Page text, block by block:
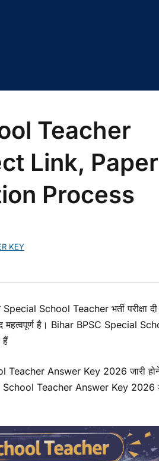
Teacher
Link, Paper
Process
KEY
School Teacher भर्ती परीक्षा
है। Bihar BPSC Special
हैं
Teacher Answer Key 2026 जारी
School Teacher Answer Key 2026